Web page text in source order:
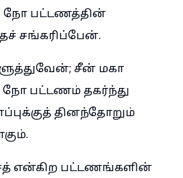
நோ பட்டணத்தின்
சங்கரிப்பேன்.
சீன் மகா
பட்டணம் தகர்ந்து
தினந்தோறும்
என்கிற பட்டணங்களின்